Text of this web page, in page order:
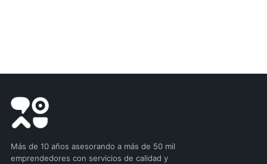
Más de 10 años asesorando a más de 50 mil
emprendedores con servicios de calidad y